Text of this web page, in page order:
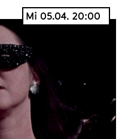
c
k
e
s
a
l
n
d
Mi 05.04. 20:00